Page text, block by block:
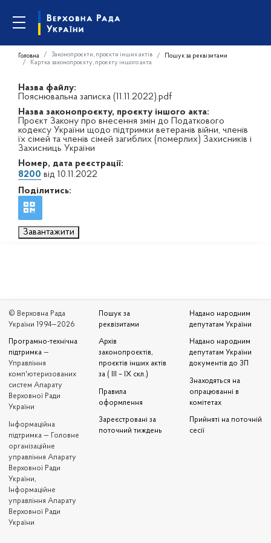
Головна Законопроєкти, проєкти інших актів
Пошук за реквізитами
Картка законопроєкту, проєкту іншого акта
Назва файлу:
Пояснювальна записка (11.11.2022).pdf
Назва законопроєкту, проєкту іншого акта:
Проєкт Закону про внесення змін до Податкового
кодексу України щодо підтримки ветеранів війни, членів
їх сімей та членів сімей загиблих (померлих) Захисників і
Захисниць України
Номер, дата реєстрації:
8200 від 10.11.2022
Поділитись:
Завантажити
© Верховна Рада
України 1994—2026
Програмно-технічна
підтримка —
Управління
комп'ютеризованих
систем Апарату
Верховної Ради
України
Iнформаційна
підтримка — Головне
організаційне
управління Апарату
Верховної Ради
України,
Інформаційне
управління Апарату
Верховної Ради
України
Пошук за
реквізитами
Архів
законопроєктів,
проєктів інших актів
за ( III – IX скл.)
Правила
оформлення
Зареєстровані за
поточний тиждень
Надано народним
депутатам України
Надано народним
депутатам України
документів до ЗП
Знаходяться на
опрацюванні в
комітетах
Прийняті на поточній
сесії